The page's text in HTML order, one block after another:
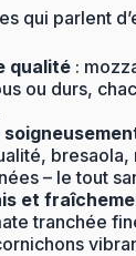
qui parlent
qualité :
ou durs,
– le tout
et
tranchée